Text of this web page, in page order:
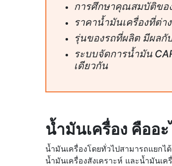
การศึกษาคุณสมบัติขอ
ราคาน้ำมันเครื่องที่ต่า
รุ่นของรถที่ผลิต มีผลกั
ระบบจัดการน้ำมัน
เดียวกัน
น้ำมันเครื่อง คืออะ
น้ำมันเครื่องโดยทั่วไปสามารถแยก
น้ำมันเครื่องสังเคราะห์ และน้ำมันเ